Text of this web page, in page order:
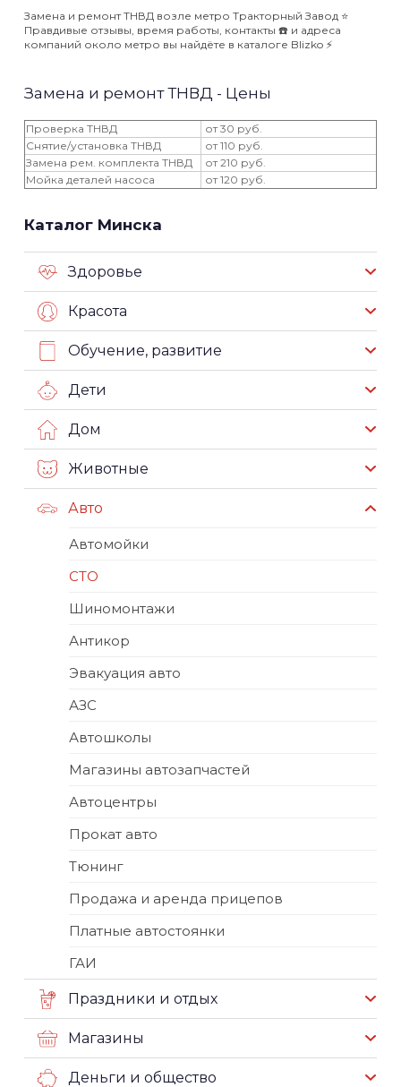
Замена и ремонт ТНВД возле метро Тракторный Завод ⭐️
Правдивые отзывы, время работы, контакты ☎️ и адреса
компаний около метро вы найдёте в каталоге Blizko ⚡️
Замена и ремонт ТНВД - Цены
Проверка ТНВД
от 30 руб.
Снятие/установка ТНВД
от 110 руб.
Замена рем. комплекта ТНВД
от 210 руб.
Мойка деталей насоса
от 120 руб.
Каталог Минска
Здоровье
Красота
Обучение, развитие
Дети
Дом
Животные
Авто
Автомойки
СТО
Шиномонтажи
Антикор
Эвакуация авто
АЗС
Автошколы
Магазины автозапчастей
Автоцентры
Прокат авто
Тюнинг
Продажа и аренда прицепов
Платные автостоянки
ГАИ
Праздники и отдых
Магазины
Деньги и общество